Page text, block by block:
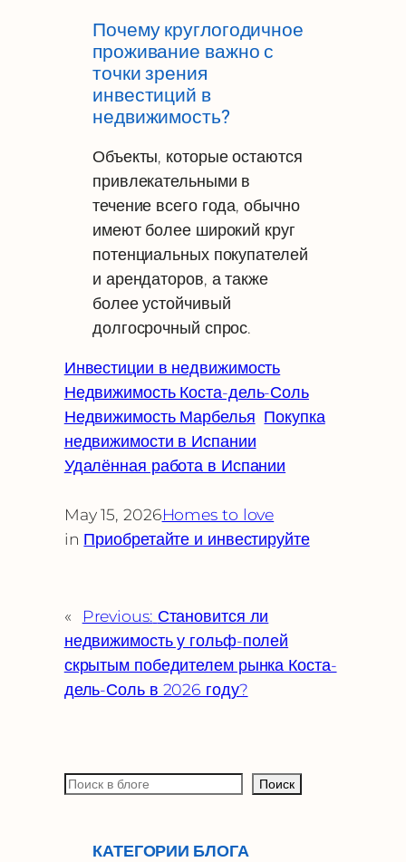
Почему круглогодичное
проживание важно с
точки зрения
инвестиций в
недвижимость?
Объекты, которые остаются
привлекательными в
течение всего года, обычно
имеют более широкий круг
потенциальных покупателей
и арендаторов, а также
более устойчивый
долгосрочный спрос.
Инвестиции в недвижимость
Недвижимость Коста-дель-Соль
Недвижимость Марбелья Покупка
недвижимости в Испании
Удалённая работа в Испании
May 15, 2026Homes to love
in Приобретайте и инвестируйте
« Previous: Становится ли
недвижимость у гольф-полей
скрытым победителем рынка Коста-
дель-Соль в 2026 году?
П
Поиск
КАТЕГОРИИ БЛОГА